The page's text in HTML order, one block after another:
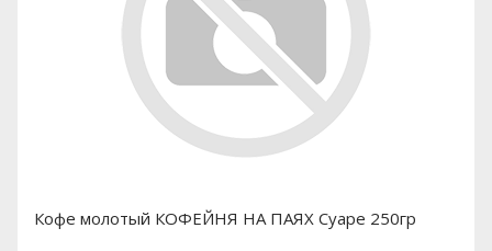
Кофе молотый КОФЕЙНЯ НА ПАЯХ Суаре 250гр